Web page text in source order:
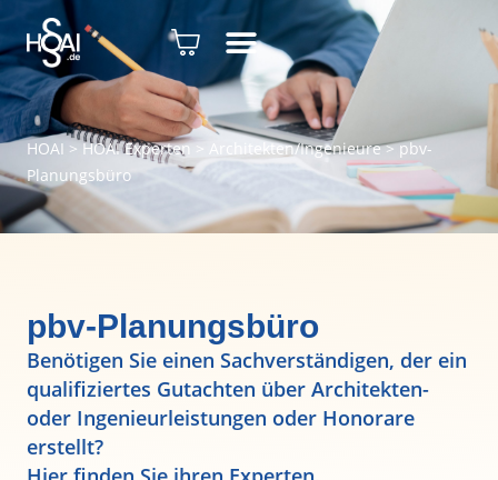
HOAI > HOAI Experten> Architekten/Ingenieure>pbv-
Planungsbüro
pbv-Planungsbüro
Benötigen Sie einen Sachverständigen, der ein
qualifiziertes Gutachten über Architekten-
oder Ingenieurleistungen oder Honorare
erstellt?